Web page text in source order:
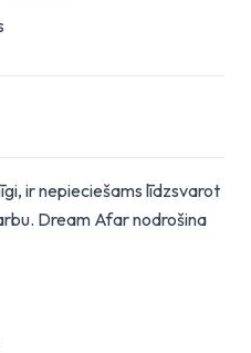
ir nepieciešams līdzsvarot
Dream Afar nodrošina